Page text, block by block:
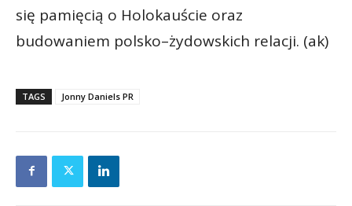
się pamięcią o Holokauście oraz
budowaniem polsko–żydowskich relacji. (ak)
TAGS Jonny Daniels PR